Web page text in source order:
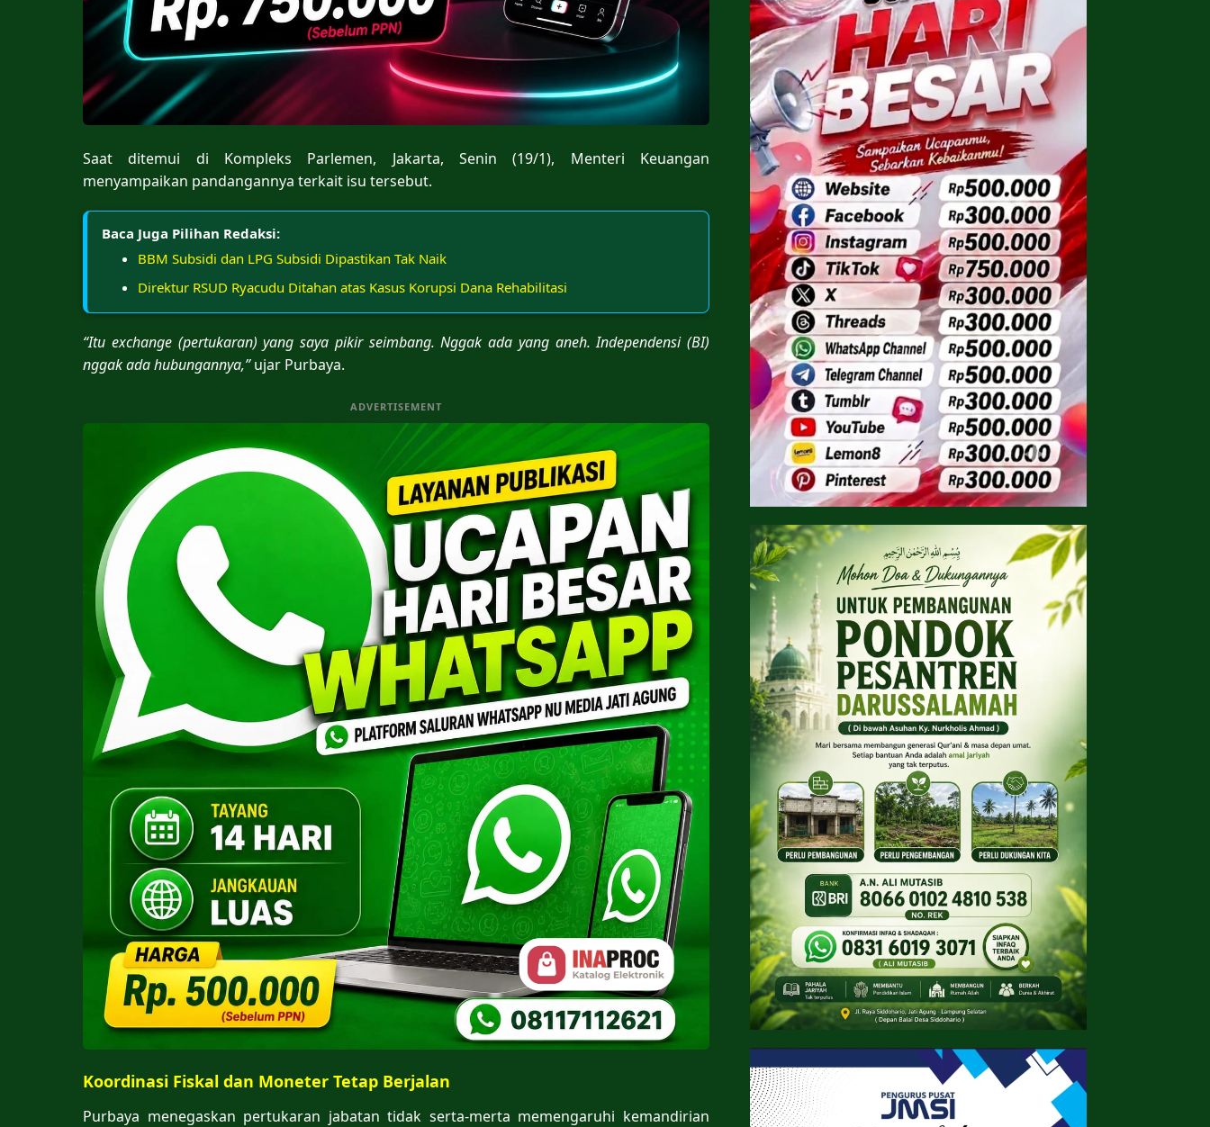
Saat ditemui di Kompleks Parlemen, Jakarta, Senin (19/1), Menteri Keuangan
menyampaikan pandangannya terkait isu tersebut.
Baca Juga Pilihan Redaksi:
BBM Subsidi dan LPG Subsidi Dipastikan Tak Naik
Direktur RSUD Ryacudu Ditahan atas Kasus Korupsi Dana Rehabilitasi
“Itu exchange (pertukaran) yang saya pikir seimbang. Nggak ada yang aneh. Independensi (BI)
nggak ada hubungannya,”ujar Purbaya.
ADVERTISEMENT
Koordinasi Fiskal dan Moneter Tetap Berjalan
Purbaya menegaskan pertukaran jabatan tidak serta-merta memengaruhi kemandirian